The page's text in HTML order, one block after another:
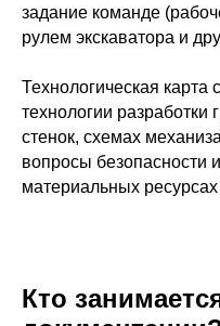
задание команде
рулем экскаватора и
Технологическая
технологии разработки
стенок, схемах
вопросы безопасности
материальных
Кто